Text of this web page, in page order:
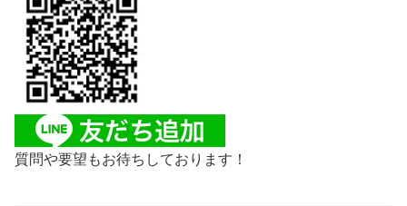
質問や要望もお待ちしております！